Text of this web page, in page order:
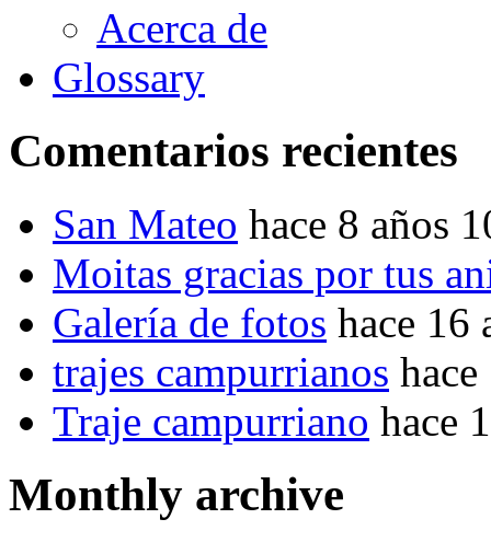
Acerca de
Glossary
Comentarios recientes
San Mateo hace 8 años
Moitas gracias por tus
Galería de fotos hace 16
trajes campurrianos
Traje campurriano hace
Monthly archive